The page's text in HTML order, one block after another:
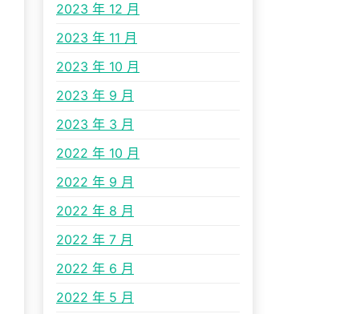
2023 年 12 月
2023 年 11 月
2023 年 10 月
2023 年 9 月
2023 年 3 月
2022 年 10 月
2022 年 9 月
2022 年 8 月
2022 年 7 月
2022 年 6 月
2022 年 5 月